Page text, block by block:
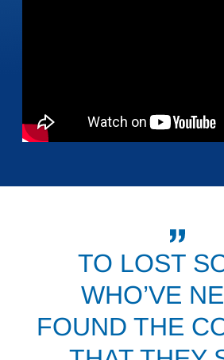
TO LOST
WHO’VE
FOUND THE